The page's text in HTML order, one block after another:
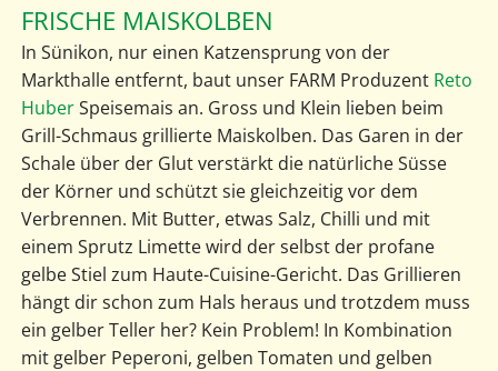
FRISCHE MAISKOLBEN
In Sünikon, nur einen Katzensprung von der
Markthalle entfernt, baut unser FARM Produzent Reto
HuberSpeisemais an. Gross und Klein lieben beim
Grill-Schmaus grillierte Maiskolben. Das Garen in der
Schale über der Glut verstärkt die natürliche Süsse
der Körner und schützt sie gleichzeitig vor dem
Verbrennen. Mit Butter, etwas Salz, Chilli und mit
einem Sprutz Limette wird der selbst der profane
gelbe Stiel zum Haute-Cuisine-Gericht. Das Grillieren
hängt dir schon zum Hals heraus und trotzdem muss
ein gelber Teller her? Kein Problem! In Kombination
mit gelber Peperoni, gelben Tomaten und gelben